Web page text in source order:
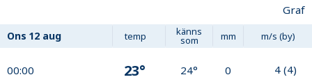
Graf
Ons 12 aug temp känns
som mm m/s (by)
00:00 23° 24° 0 4 (4)